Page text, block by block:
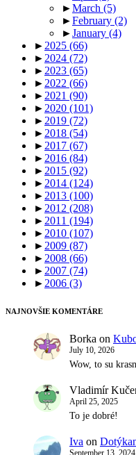
►March (5)
►February (2)
►January (4)
►2025 (66)
►2024 (72)
►2023 (65)
►2022 (66)
►2021 (90)
►2020 (101)
►2019 (72)
►2018 (54)
►2017 (67)
►2016 (84)
►2015 (92)
►2014 (124)
►2013 (100)
►2012 (208)
►2011 (194)
►2010 (107)
►2009 (87)
►2008 (66)
►2007 (74)
►2006 (3)
NAJNOVŠIE KOMENTÁRE
Borka on
July 10, 2026
Wow, to su
Vladimír
April 25, 2025
To je dobré!
Iva on
September 13, 2024